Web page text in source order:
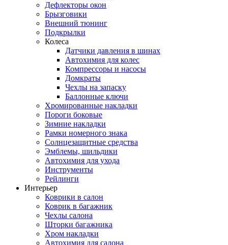
Дефлекторы окон
Брызговики
Внешний тюнинг
Подкрылки
Колеса
Датчики давления в шинах
Автохимия для колес
Компрессоры и насосы
Домкраты
Чехлы на запаску
Баллонные ключи
Хромированные накладки
Пороги боковые
Зимние накладки
Рамки номерного знака
Солнцезащитные средства
Эмблемы, шильдики
Автохимия для ухода
Инструменты
Рейлинги
Интерьер
Коврики в салон
Коврик в багажник
Чехлы салона
Шторки багажника
Хром накладки
Автохимия для салона